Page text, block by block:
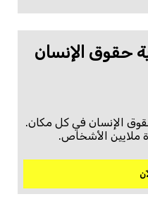
حقوق الإنسان
الإنسان في كل مكان.
ملايين الأشخاص.